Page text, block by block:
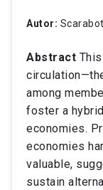
Autor:
Abstract
among
foster a
economies.
economies
valuable,
sustain